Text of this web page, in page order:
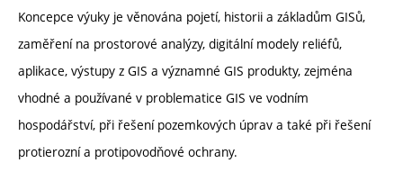
Koncepce výuky je věnována pojetí, historii a základům GISů,
zaměření na prostorové analýzy, digitální modely reliéfů,
aplikace, výstupy z GIS a významné GIS produkty, zejména
vhodné a používané v problematice GIS ve vodním
hospodářství, při řešení pozemkových úprav a také při řešení
protierozní a protipovodňové ochrany.